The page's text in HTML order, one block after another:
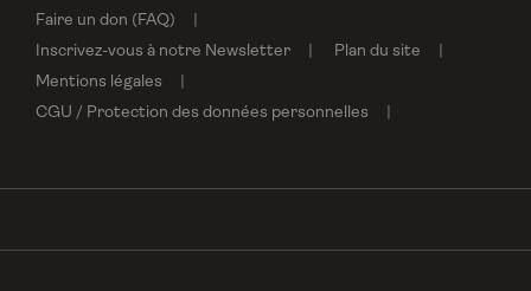
Faire un don (FAQ)
Inscrivez-vous à notre Newsletter
Plan du site
Mentions légales
CGU / Protection des données personnelles